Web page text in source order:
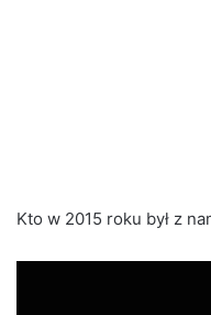
Kto w 2015 roku był z